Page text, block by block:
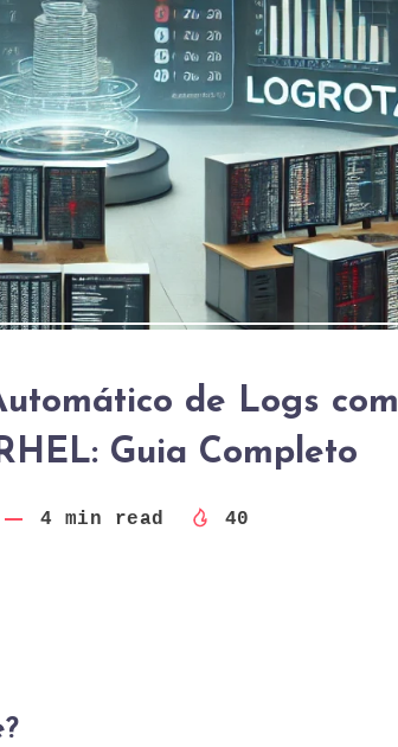
de Logs com
Guia Completo
4 min read 40